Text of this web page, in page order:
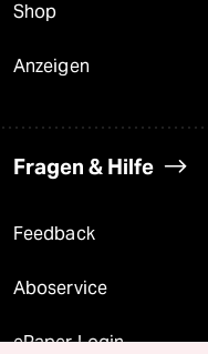
Shop
Anzeigen
Fragen & Hilfe
Feedback
Aboservice
ePaper Login